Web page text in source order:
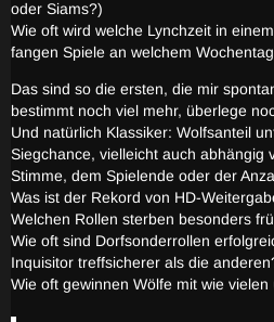
oder Siams?)
Wie oft wird welche Lynchzeit in
fangen Spiele an welchem
Das sind so die ersten, die mir
bestimmt noch viel mehr, überlege
Und natürlich Klassiker: Wolfsanteil
Siegchance, vielleicht auch abhängig
Stimme, dem Spielende oder der
Was ist der Rekord von HD-
Welchen Rollen sterben besonders
Wie oft sind Dorfsonderrollen
Inquisitor treffsicherer als die
Wie oft gewinnen Wölfe mit wie